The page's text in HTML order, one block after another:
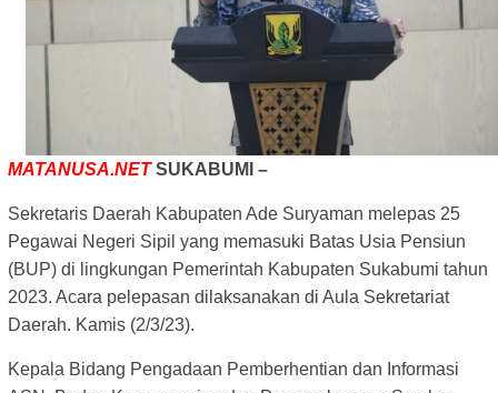
MATANUSA.NETSUKABUMI –
Sekretaris Daerah Kabupaten Ade Suryaman melepas 25
Pegawai Negeri Sipil yang memasuki Batas Usia Pensiun
(BUP) di lingkungan Pemerintah Kabupaten Sukabumi tahun
2023. Acara pelepasan dilaksanakan di Aula Sekretariat
Daerah. Kamis (2/3/23).
Kepala Bidang Pengadaan Pemberhentian dan Informasi